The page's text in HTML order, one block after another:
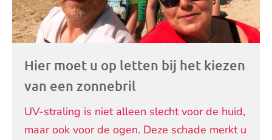
Hier moet u op letten bij het kiezen
van een zonnebril
UV-straling is niet alleen slecht voor de huid,
maar ook voor de ogen. Deze schade merkt u